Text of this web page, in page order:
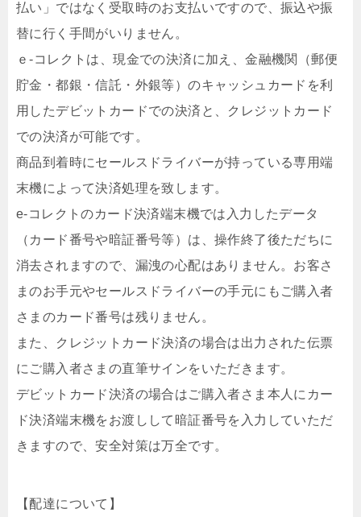
払い」ではなく受取時のお支払いですので、振込や振
替に行く手間がいりません。
ｅ-コレクトは、現金での決済に加え、金融機関（郵便
貯金・都銀・信託・外銀等）のキャッシュカードを利
用したデビットカードでの決済と、クレジットカード
での決済が可能です。
商品到着時にセールスドライバーが持っている専用端
末機によって決済処理を致します。
e-コレクトのカード決済端末機では入力したデータ
（カード番号や暗証番号等）は、操作終了後ただちに
消去されますので、漏洩の心配はありません。お客さ
まのお手元やセールスドライバーの手元にもご購入者
さまのカード番号は残りません。
また、クレジットカード決済の場合は出力された伝票
にご購入者さまの直筆サインをいただきます。
デビットカード決済の場合はご購入者さま本人にカー
ド決済端末機をお渡しして暗証番号を入力していただ
きますので、安全対策は万全です。
【配達について】